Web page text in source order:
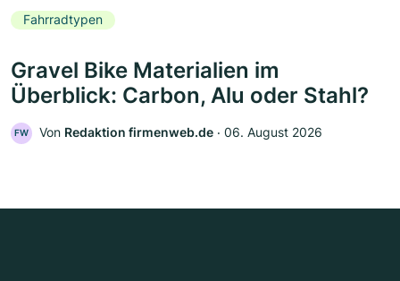
Fahrradtypen
Gravel Bike Materialien im
Überblick: Carbon, Alu oder Stahl?
FW Von Redaktion firmenweb.de ‧ 06. August 2026